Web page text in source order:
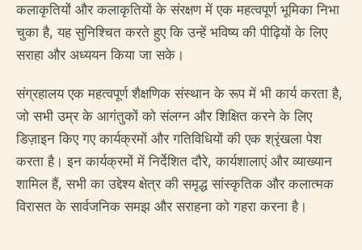
कलाकृतियों और कलाकृतियों के संरक्षण में एक महत्वपूर्ण भूमिका निभा
चुका है, यह सुनिश्चित करते हुए कि उन्हें भविष्य की पीढ़ियों के लिए
सराहा और अध्ययन किया जा सके।
संग्रहालय एक महत्वपूर्ण शैक्षणिक संस्थान के रूप में भी कार्य करता है,
जो सभी उम्र के आगंतुकों को संलग्न और शिक्षित करने के लिए
डिज़ाइन किए गए कार्यक्रमों और गतिविधियों की एक श्रृंखला पेश
करता है। इन कार्यक्रमों में निर्देशित दौरे, कार्यशालाएं और व्याख्यान
शामिल हैं, सभी का उद्देश्य क्षेत्र की समृद्ध सांस्कृतिक और कलात्मक
विरासत के सार्वजनिक समझ और सराहना को गहरा करना है।